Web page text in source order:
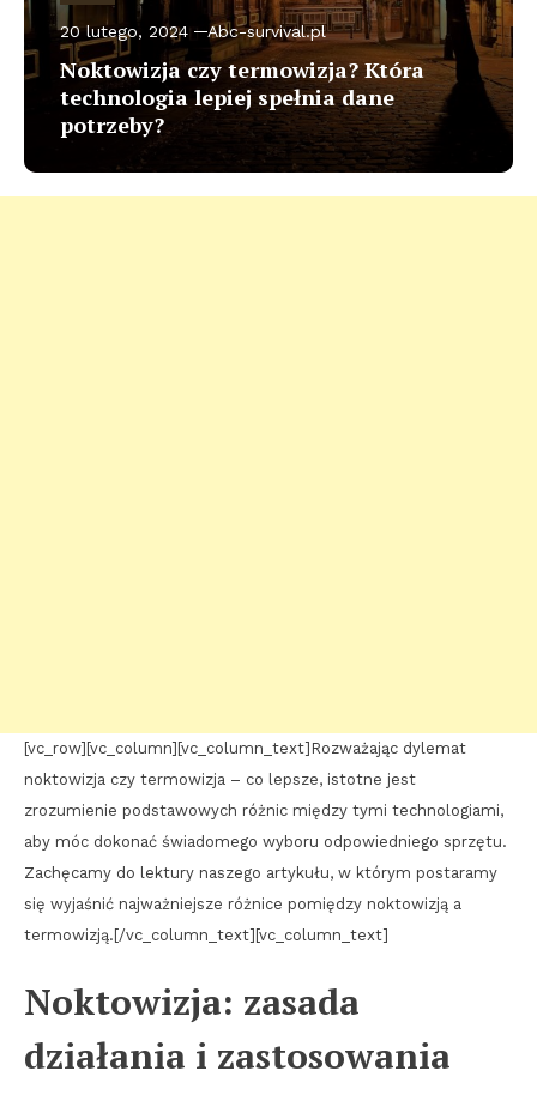
20 lutego, 2024 Abc-survival.pl
Noktowizja czy termowizja? Która
technologia lepiej spełnia dane
potrzeby?
[vc_row][vc_column][vc_column_text]Rozważając dylemat
noktowizja czy termowizja – co lepsze, istotne jest
zrozumienie podstawowych różnic między tymi technologiami,
aby móc dokonać świadomego wyboru odpowiedniego sprzętu.
Zachęcamy do lektury naszego artykułu, w którym postaramy
się wyjaśnić najważniejsze różnice pomiędzy noktowizją a
termowizją.[/vc_column_text][vc_column_text]
Noktowizja: zasada
działania i zastosowania